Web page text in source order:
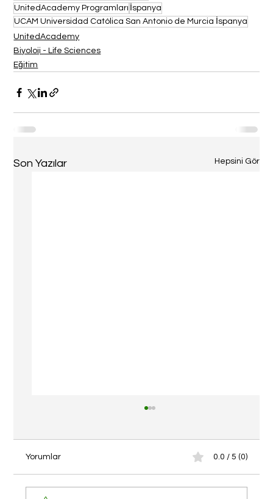
UnitedAcademy Programları İspanya
UCAM Universidad Católica San Antonio de Murcia İspanya
UnitedAcademy
Biyoloji - Life Sciences
Eğitim
Son Yazılar Hepsini Gör
Yorumlar 0.0 / 5 (0)